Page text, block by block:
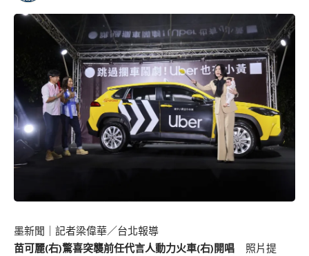
墨新聞 ｜記者梁偉華／台北報導
苗可麗(右)驚喜突襲前任代言人動力火車(右)開唱 照片提